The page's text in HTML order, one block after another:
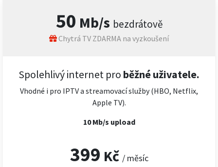
50 Mb/s bezdrátově
Chytrá TV ZDARMA na vyzkoušení
Spolehlivý internet pro běžné uživatele.
Vhodné i pro IPTV a streamovací služby (HBO, Netflix,
Apple TV).
10 Mb/s upload
399 Kč / měsíc